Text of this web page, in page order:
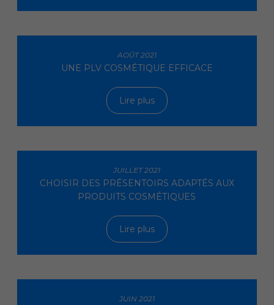
AOÛT 2021
UNE PLV COSMÉTIQUE EFFICACE
Lire plus
JUILLET 2021
CHOISIR DES PRÉSENTOIRS ADAPTÉS AUX
PRODUITS COSMÉTIQUES
Lire plus
JUIN 2021